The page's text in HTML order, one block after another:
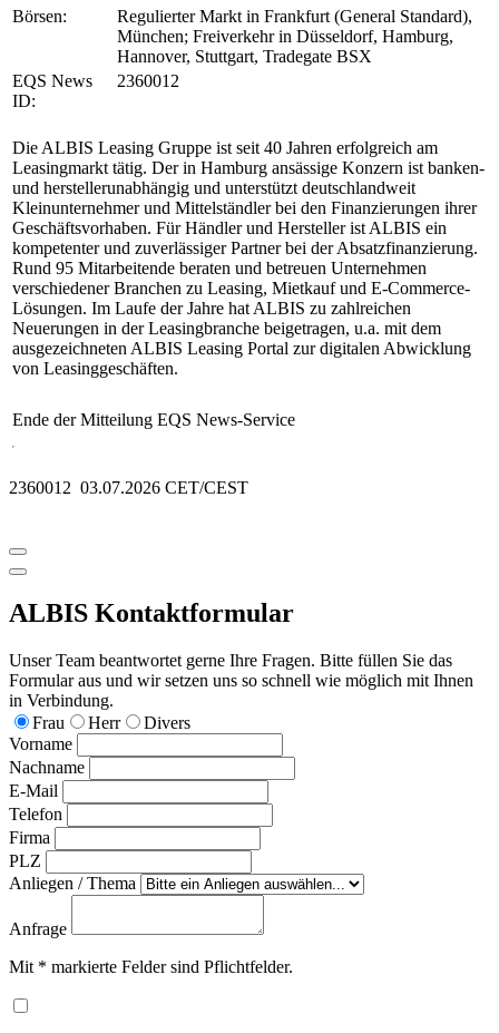
Börsen:
Regulierter Markt in Frankfurt (General Standard),
München; Freiverkehr in Düsseldorf, Hamburg,
Hannover, Stuttgart, Tradegate BSX
EQS News
ID:
2360012
Die ALBIS Leasing Gruppe ist seit 40 Jahren erfolgreich am
Leasingmarkt tätig. Der in Hamburg ansässige Konzern ist banken-
und herstellerunabhängig und unterstützt deutschlandweit
Kleinunternehmer und Mittelständler bei den Finanzierungen ihrer
Geschäftsvorhaben. Für Händler und Hersteller ist ALBIS ein
kompetenter und zuverlässiger Partner bei der Absatzfinanzierung.
Rund 95 Mitarbeitende beraten und betreuen Unternehmen
verschiedener Branchen zu Leasing, Mietkauf und E-Commerce-
Lösungen. Im Laufe der Jahre hat ALBIS zu zahlreichen
Neuerungen in der Leasingbranche beigetragen, u.a. mit dem
ausgezeichneten ALBIS Leasing Portal zur digitalen Abwicklung
von Leasinggeschäften.
Ende der Mitteilung EQS News-Service
2360012 03.07.2026 CET/CEST
ALBIS Kontaktformular
Unser Team beantwortet gerne Ihre Fragen. Bitte füllen Sie das
Formular aus und wir setzen uns so schnell wie möglich mit Ihnen
in Verbindung.
Frau
Herr
Divers
Vorname
Nachname
E-Mail
Telefon
Firma
PLZ
Anliegen / Thema
Anfrage
Mit * markierte Felder sind Pflichtfelder.